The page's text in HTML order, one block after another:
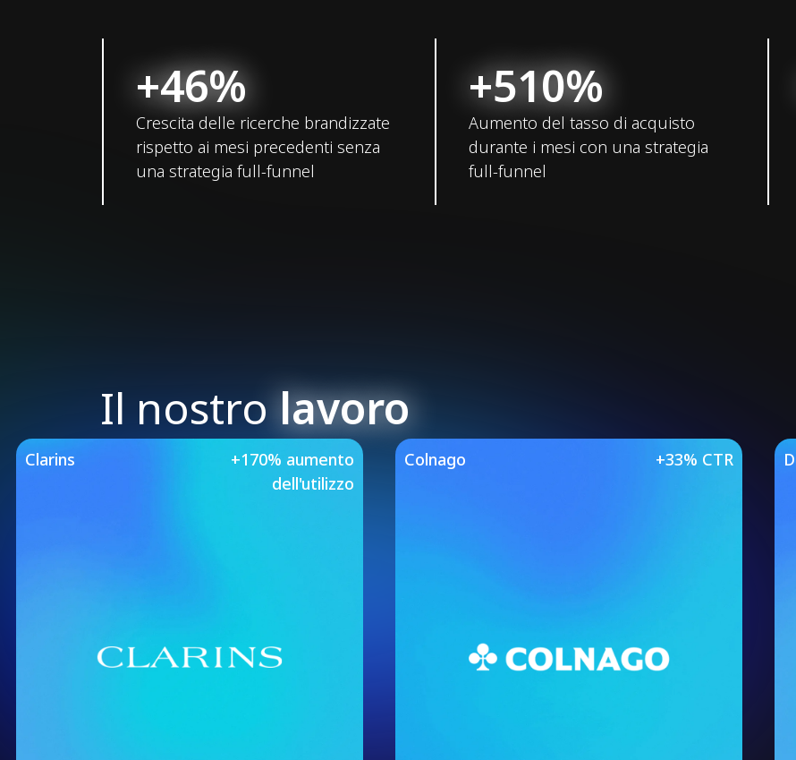
+46%
Crescita delle ricerche brandizzate
rispetto ai mesi precedenti senza
una strategia full-funnel
+510%
Aumento del tasso di acquisto
durante i mesi con una strategia
full-funnel
Il nostrolavoro
Our Featured Case Studies
Clarins
+170% aumento
dell'utilizzo
Colnago +33% CTR